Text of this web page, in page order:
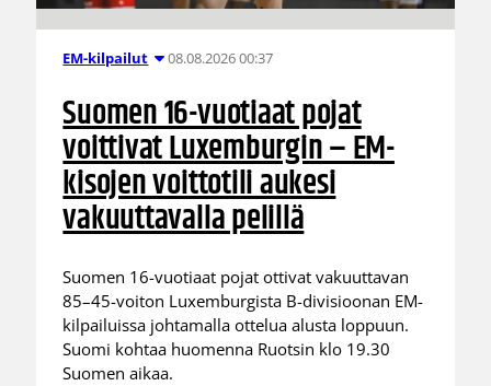
EM-kilpailut 08.08.2026 00:37
Suomen 16-vuotiaat pojat
voittivat Luxemburgin – EM-
kisojen voittotili aukesi
vakuuttavalla pelillä
Suomen 16-vuotiaat pojat ottivat vakuuttavan
85–45-voiton Luxemburgista B-divisioonan EM-
kilpailuissa johtamalla ottelua alusta loppuun.
Suomi kohtaa huomenna Ruotsin klo 19.30
Suomen aikaa.